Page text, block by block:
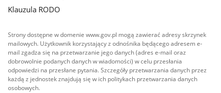
Klauzula RODO
Strony dostępne w domenie www.gov.pl mogą zawierać adresy skrzynek
mailowych. Użytkownik korzystający z odnośnika będącego adresem e-
mail zgadza się na przetwarzanie jego danych (adres e-mail oraz
dobrowolnie podanych danych w wiadomości) w celu przesłania
odpowiedzi na przesłane pytania. Szczegóły przetwarzania danych przez
każdą z jednostek znajdują się w ich politykach przetwarzania danych
osobowych.